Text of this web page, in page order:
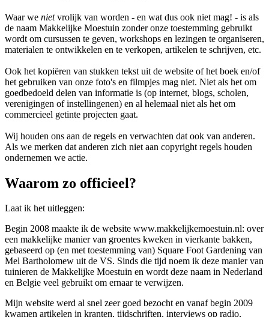
Waar we nietvrolijk van worden - en wat dus ook niet mag! - is als
de naam Makkelijke Moestuin zonder onze toestemming gebruikt
wordt om cursussen te geven, workshops en lezingen te organiseren,
materialen te ontwikkelen en te verkopen, artikelen te schrijven, etc.
Ook het kopiëren van stukken tekst uit de website of het boek en/of
het gebruiken van onze foto's en filmpjes mag niet. Niet als het om
goedbedoeld delen van informatie is (op internet, blogs, scholen,
verenigingen of instellingenen) en al helemaal niet als het om
commercieel getinte projecten gaat.
Wij houden ons aan de regels en verwachten dat ook van anderen.
Als we merken dat anderen zich niet aan copyright regels houden
ondernemen we actie.
Waarom zo officieel?
Laat ik het uitleggen:
Begin 2008 maakte ik de website www.makkelijkemoestuin.nl: over
een makkelijke manier van groentes kweken in vierkante bakken,
gebaseerd op (en met toestemming van) Square Foot Gardening van
Mel Bartholomew uit de VS. Sinds die tijd noem ik deze manier van
tuinieren de Makkelijke Moestuin en wordt deze naam in Nederland
en Belgie veel gebruikt om ernaar te verwijzen.
Mijn website werd al snel zeer goed bezocht en vanaf begin 2009
kwamen artikelen in kranten, tijdschriften, interviews op radio,